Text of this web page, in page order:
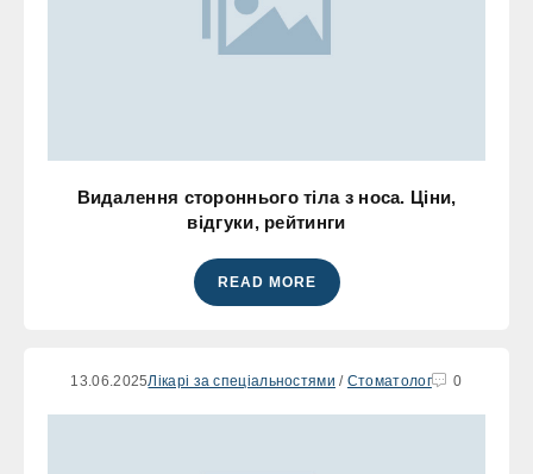
Видалення стороннього тіла з носа. Ціни,
відгуки, рейтинги
READ MORE
13.06.2025Лікарі за спеціальностями / Стоматолог 0